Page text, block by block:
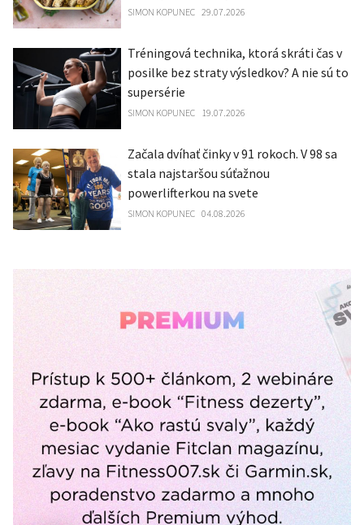
SIMON KOPUNEC 29.07.2026
Tréningová technika, ktorá skráti čas v
posilke bez straty výsledkov? A nie sú to
supersérie
SIMON KOPUNEC 19.07.2026
Začala dvíhať činky v 91 rokoch. V 98 sa
stala najstaršou súťažnou
powerlifterkou na svete
SIMON KOPUNEC 04.08.2026